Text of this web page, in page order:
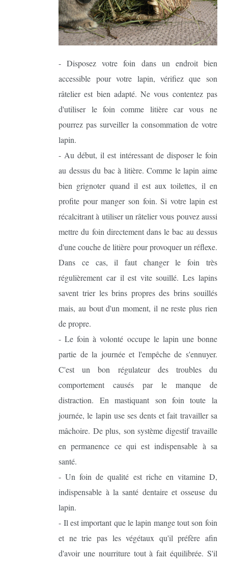
- Disposez votre foin dans un endroit bien
accessible pour votre lapin, vérifiez que son
râtelier est bien adapté. Ne vous contentez pas
d'utiliser le foin comme litière car vous ne
pourrez pas surveiller la consommation de votre
lapin.
- Au début, il est intéressant de disposer le foin
au dessus du bac à litière. Comme le lapin aime
bien grignoter quand il est aux toilettes, il en
profite pour manger son foin. Si votre lapin est
récalcitrant à utiliser un râtelier vous pouvez aussi
mettre du foin directement dans le bac au dessus
d'une couche de litière pour provoquer un réflexe.
Dans ce cas, il faut changer le foin très
régulièrement car il est vite souillé. Les lapins
savent trier les brins propres des brins souillés
mais, au bout d'un moment, il ne reste plus rien
de propre.
- Le foin à volonté occupe le lapin une bonne
partie de la journée et l'empêche de s'ennuyer.
C'est un bon régulateur des troubles du
comportement causés par le manque de
distraction. En mastiquant son foin toute la
journée, le lapin use ses dents et fait travailler sa
mâchoire. De plus, son système digestif travaille
en permanence ce qui est indispensable à sa
santé.
- Un foin de qualité est riche en vitamine D,
indispensable à la santé dentaire et osseuse du
lapin.
- Il est important que le lapin mange tout son foin
et ne trie pas les végétaux qu'il préfère afin
d'avoir une nourriture tout à fait équilibrée. S'il